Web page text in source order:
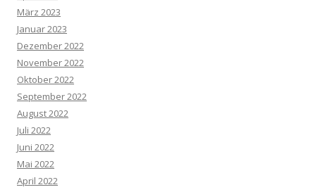
März 2023
Januar 2023
Dezember 2022
November 2022
Oktober 2022
September 2022
August 2022
Juli 2022
Juni 2022
Mai 2022
April 2022